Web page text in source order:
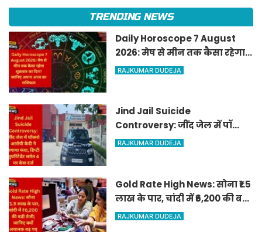
TRENDING NEWS
Daily Horoscope 7 August
2026: मेष से मीन तक कैसा रहेगा
शुक्रवार का दिन? जानिए अपना
RAJKUMAR DUDEJA
Jind Jail Suicide
Controversy: जींद जेल में पॉक्सो
आरोपी कैदी ने लगाया फंदा, डिप्टी
RAJKUMAR DUDEJA
Gold Rate High News: सोना ₹1.5
लाख के पार, चांदी में ₹6,200 की बड़ी
तेजी; जानिए क्यों अचानक बढ़ गए
RAJKUMAR DUDEJA